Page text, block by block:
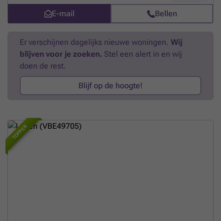
praktische indeling en een interessante ligging, waardoor het een
waardevolle kans vormt op de Brusselse vastgoedmarkt.Meer weten?
beheer. Neem snel contact met ons op om alle voordelen van dit
prachtige project te ontdekken.
E-mail Bellen
Er verschijnen dagelijks nieuwe woningen. Wij
blijven voor je zoeken. Stel een alert in en wij
doen de rest.
Blijf op de hoogte!
TOPPER